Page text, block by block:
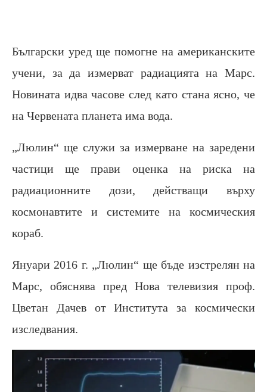
Български уред ще помогне на американските
учени, за да измерват радиацията на Марс.
Новината идва часове след като стана ясно, че
на Червената планета има вода.
„Люлин“ ще служи за измерване на заредени
частици ще прави оценка на риска на
радиационните дози, действащи върху
космонавтите и системите на космическия
кораб.
Януари 2016 г. „Люлин“ ще бъде изстрелян на
Марс, обяснява пред Нова телевизия проф.
Цветан Дачев от Института за космически
изследвания.